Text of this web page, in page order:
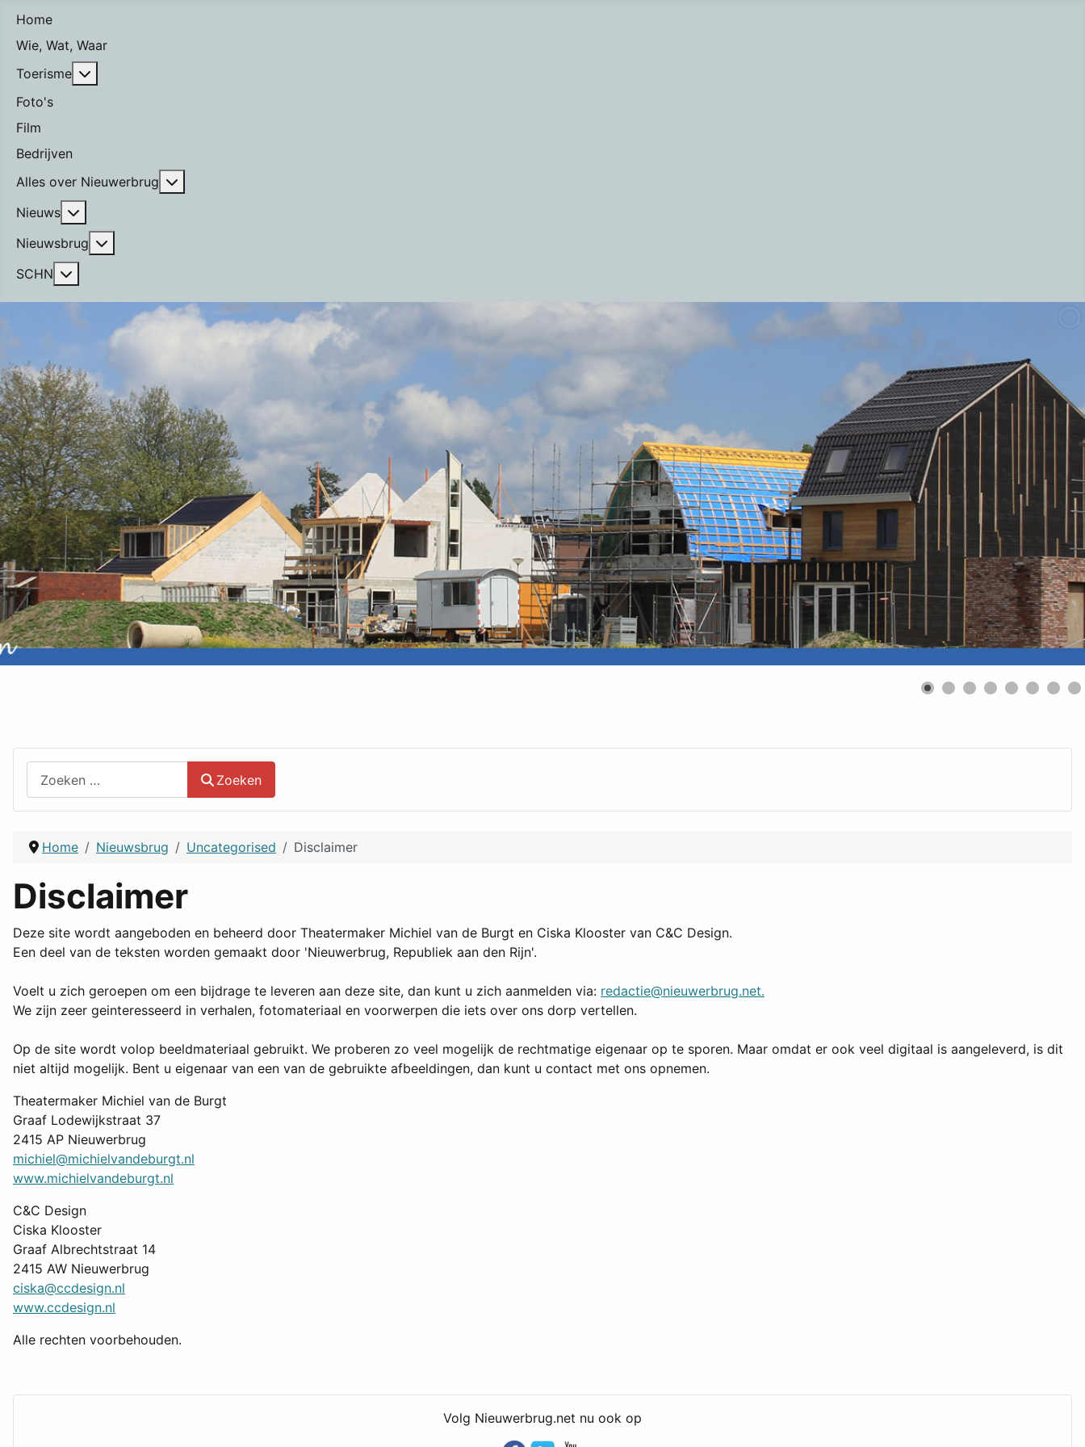
Home
Wie, Wat, Waar
Toerisme
Foto's
Film
Bedrijven
Alles over Nieuwerbrug
Nieuws
Nieuwsbrug
SCHN
Zoeken
Home Nieuwsbrug Uncategorised Disclaimer
Disclaimer
Deze site wordt aangeboden en beheerd door Theatermaker Michiel van de Burgt en Ciska Klooster van C&C Design.
Een deel van de teksten worden gemaakt door 'Nieuwerbrug, Republiek aan den Rijn'.
Voelt u zich geroepen om een bijdrage te leveren aan deze site, dan kunt u zich aanmelden via: redactie@nieuwerbrug.net.
We zijn zeer geinteresseerd in verhalen, fotomateriaal en voorwerpen die iets over ons dorp vertellen.
Op de site wordt volop beeldmateriaal gebruikt. We proberen zo veel mogelijk de rechtmatige eigenaar op te sporen. Maar omdat er ook veel digitaal is aangeleverd, is dit
niet altijd mogelijk. Bent u eigenaar van een van de gebruikte afbeeldingen, dan kunt u contact met ons opnemen.
Theatermaker Michiel van de Burgt
Graaf Lodewijkstraat 37
2415 AP Nieuwerbrug
michiel@michielvandeburgt.nl
www.michielvandeburgt.nl
C&C Design
Ciska Klooster
Graaf Albrechtstraat 14
2415 AW Nieuwerbrug
ciska@ccdesign.nl
www.ccdesign.nl
Alle rechten voorbehouden.
Volg Nieuwerbrug.net nu ook op